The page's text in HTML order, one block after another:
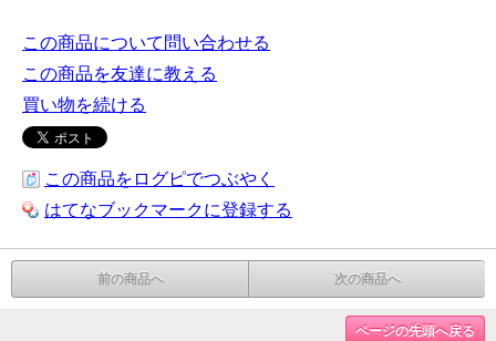
この商品について問い合わせる
この商品を友達に教える
買い物を続ける
この商品をログピでつぶやく
はてなブックマークに登録する
前の商品へ 次の商品へ
ページの先頭へ戻る